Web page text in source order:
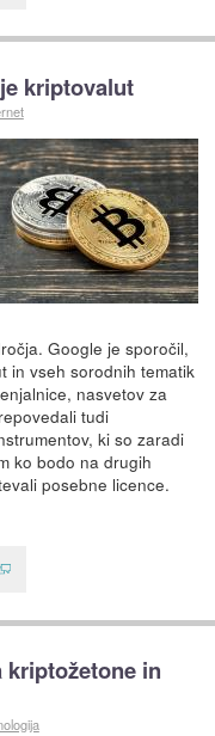
kriptovalut
Google je sporočil,
in vseh sorodnih tematik
nasvetov za
tudi
ki so zaradi
ko bodo na drugih
posebne licence.
kriptožetone in